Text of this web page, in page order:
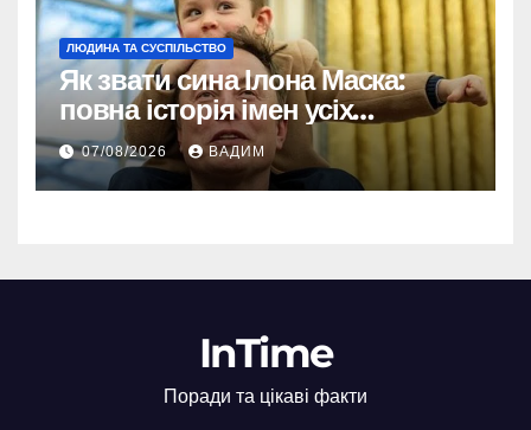
ЛЮДИНА ТА СУСПІЛЬСТВО
Як звати сина Ілона Маска:
повна історія імен усіх
хлопчиків мільярдера
07/08/2026 ВАДИМ
InTime
Поради та цікаві факти